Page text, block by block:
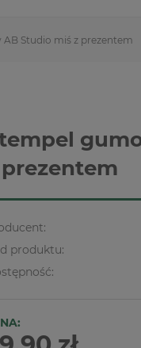
Studio miś z prezentem
produktu: